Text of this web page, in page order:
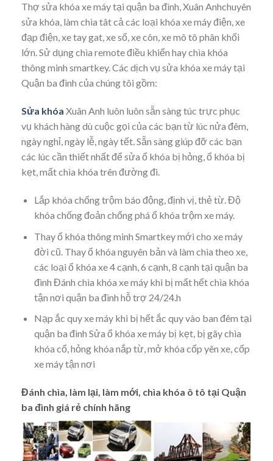
Thợ sửa khóa xe máy tại quận ba đình, Xuân Anhchuyên
sửa khóa, làm chìa tât cả các loại khóa xe máy điện, xe
đạp điện, xe tay gat, xe số, xe côn, xe mô tô phân khối
lớn. Sử dụng chìa remote điều khiển hay chìa khóa
thông minh smartkey. Các dịch vụ sửa khóa xe máy tại
Quận ba đình của chúng tôi gồm:
Sửa khóa Xuân Anh luôn luôn sẵn sàng túc trực phục
vụ khách hàng dù cuộc gọi của các bạn từ lúc nửa đêm,
ngày nghỉ, ngày lễ, ngày tết. Sẵn sàng giúp đỡ các bạn
các lúc cần thiết nhất để sửa ổ khóa bị hỏng, ổ khóa bị
kẹt, mất chìa khóa trên đường đi.
Lắp khóa chống trộm báo động, định vị, thẻ từ. Độ
khóa chống đoản chống phá ổ khóa trộm xe máy.
Thay ổ khóa thông minh Smartkey mới cho xe máy
đời cũ. Thay ổ khóa nguyên bản và làm chìa theo xe,
các loại ổ khóa xe 4 cạnh, 6 cạnh, 8 cạnh tại quận ba
đình Đánh chìa khóa xe máy khi bị mất hết chìa khóa
tận nơi quận ba đình hỗ trợ 24/24.h
Nạp ắc quy xe máy khi bị hết ắc quy vào ban đêm tại
quận ba đình Sửa ổ khóa xe máy bị kẹt, bị gãy chìa
khóa cổ, hỏng khóa nắp từ, mở khóa cốp yên xe, cốp
xe máy tận nơi
Đánh chìa, làm lại, làm mới, chìa khóa ô tô tại Quận
ba đình giá rẻ chính hãng